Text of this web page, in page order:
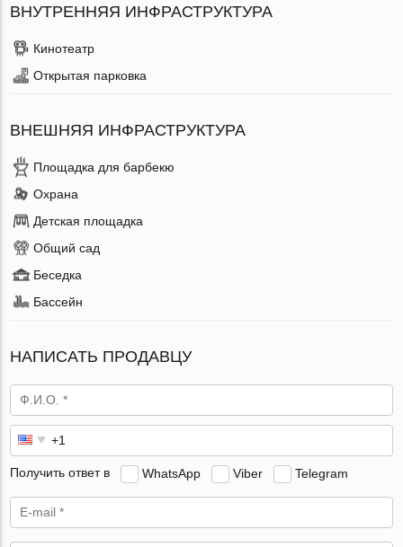
ВНУТРЕННЯЯ ИНФРАСТРУКТУРА
Кинотеатр
Открытая парковка
ВНЕШНЯЯ ИНФРАСТРУКТУРА
Площадка для барбекю
Охрана
Детская площадка
Общий сад
Беседка
Бассейн
НАПИСАТЬ ПРОДАВЦУ
Получить ответ в WhatsApp Viber Telegram